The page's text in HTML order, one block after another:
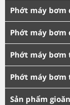
Phớt máy bơm
Phớt máy bơm
Phớt máy bơm
Phớt máy bơm
Sản phẩm